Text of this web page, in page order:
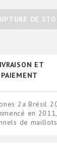
DE
ET
PAIEMENT
2a Brésil
en
de